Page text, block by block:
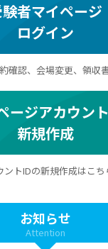
者マイページ
ログイン
確認、会場変更、領収
ージアカウン
新規作成
ントIDの新規作成はこち
お知らせ
Attention